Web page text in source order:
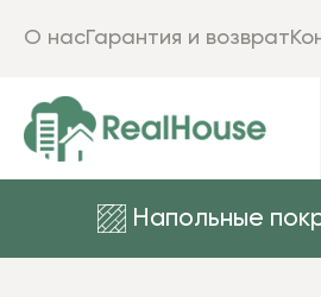
Напольные
О насГарантия и возврат